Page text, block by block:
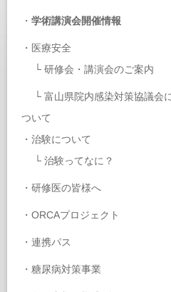
・ 学術講演会開催情報
・ 医療安全
└ 研修会・講演会のご案内
└ 富山県院内感染対策協議会
ついて
・ 治験について
└ 治験ってなに？
・ 研修医の皆様へ
・ ORCAプロジェクト
・ 連携パス
・ 糖尿病対策事業